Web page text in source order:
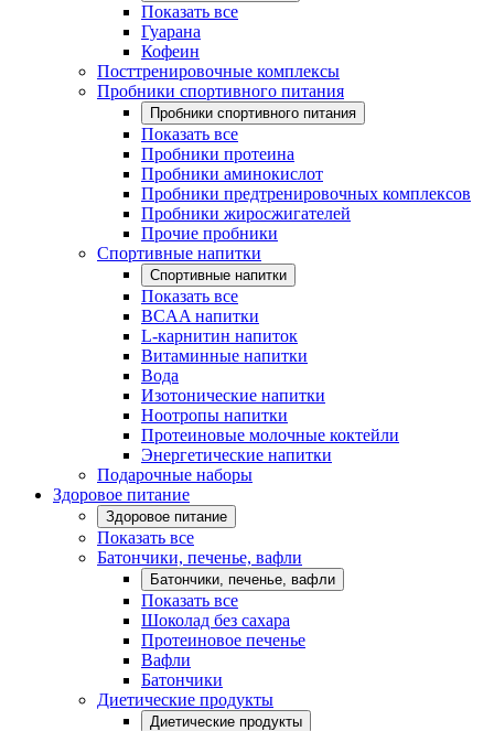
Показать все
Гуарана
Кофеин
Посттренировочные комплексы
Пробники спортивного питания
Пробники спортивного питания
Показать все
Пробники протеина
Пробники аминокислот
Пробники предтренировочных комплексов
Пробники жиросжигателей
Прочие пробники
Спортивные напитки
Спортивные напитки
Показать все
BCAA напитки
L-карнитин напиток
Витаминные напитки
Вода
Изотонические напитки
Ноотропы напитки
Протеиновые молочные коктейли
Энергетические напитки
Подарочные наборы
Здоровое питание
Здоровое питание
Показать все
Батончики, печенье, вафли
Батончики, печенье, вафли
Показать все
Шоколад без сахара
Протеиновое печенье
Вафли
Батончики
Диетические продукты
Диетические продукты